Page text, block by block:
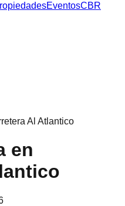
EventosCBR
Al Atlantico
en